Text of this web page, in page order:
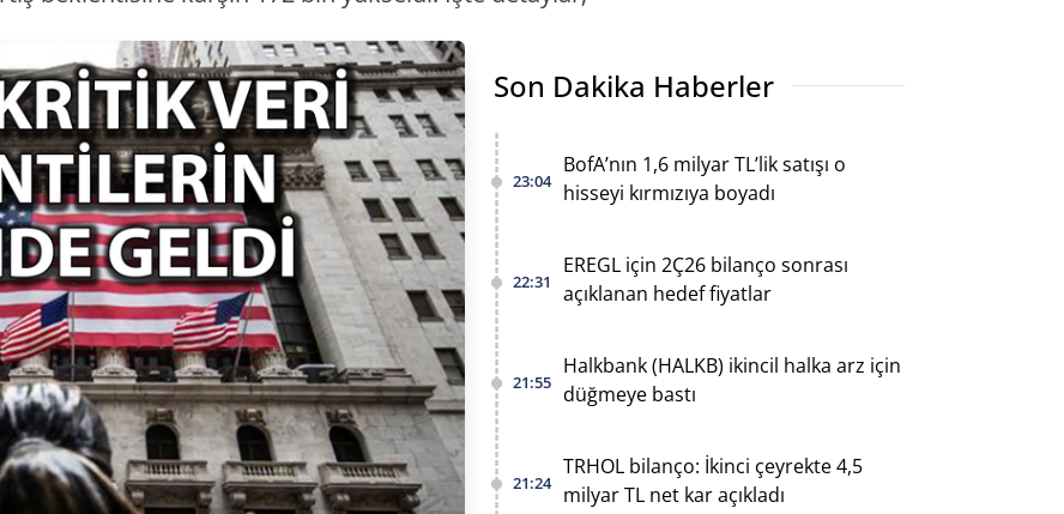
Son Dakika Haberler
23:04
BofA’nın 1,6 milyar TL’lik satışı o
hisseyi kırmızıya boyadı
22:31
EREGL için 2Ç26 bilanço sonrası
açıklanan hedef fiyatlar
21:55
Halkbank (HALKB) ikincil halka arz için
düğmeye bastı
21:24
TRHOL bilanço: İkinci çeyrekte 4,5
milyar TL net kar açıkladı